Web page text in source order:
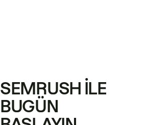
SEMRUSH ILE
BUGÜN